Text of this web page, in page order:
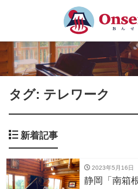
タグ: テレワーク
新着記事
2023年5月16日
静岡「南箱